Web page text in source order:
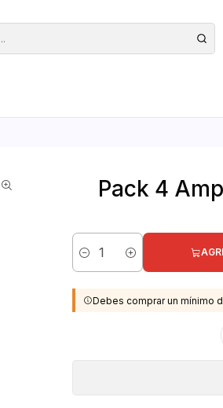
Pack 4
Cantidad
Debes comprar un mínimo